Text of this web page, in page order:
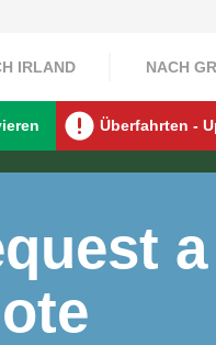
IRLAND NACH
Überfahrten -
a